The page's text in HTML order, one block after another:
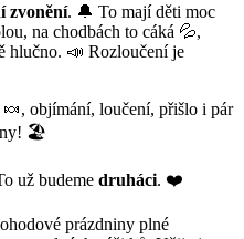
zvonění. 🔔 To mají děti moc
na chodbách to cáká 💦,
hlučno. 📣 Rozloučení je
objímání, loučení, přišlo i pár
🏖️
už budeme druháci. ❤️
prázdniny plné